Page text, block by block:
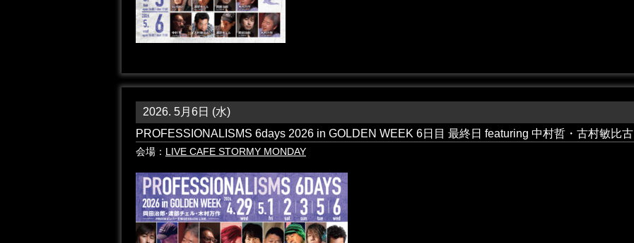
2026. 5月6日 (水)
PROFESSIONALISMS 6days 2026 in GOLDEN WEEK 6日目 最終日 featuring 中村哲・古村敏比古
会場： LIVE CAFE STORMY MONDAY